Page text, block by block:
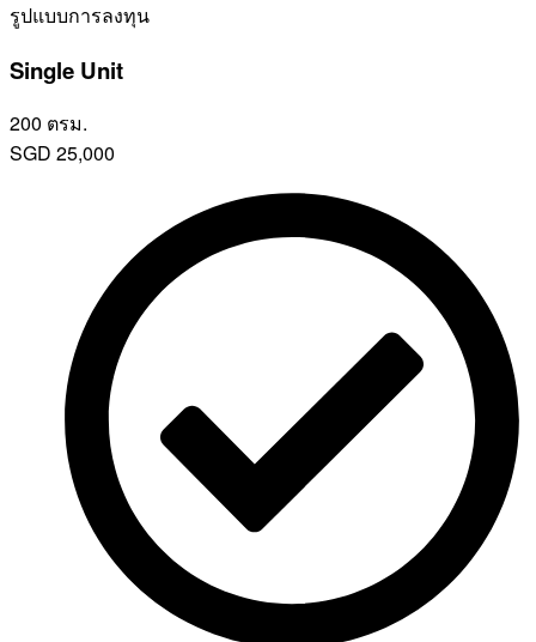
รูปแบบการลงทุน
Single Unit
200 ตรม.
SGD 25,000